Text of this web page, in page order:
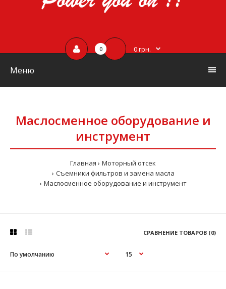
0 0 грн.
Меню
Маслосменное оборудование и
инструмент
Главная
Моторный отсек
Съемники фильтров и замена масла
Маслосменное оборудование и инструмент
СРАВНЕНИЕ ТОВАРОВ (0)